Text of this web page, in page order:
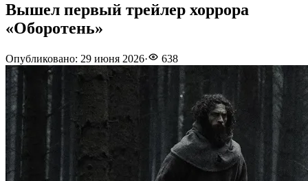
Вышел первый трейлер хоррора
«Оборотень»
Опубликовано: 29 июня 2026· 638